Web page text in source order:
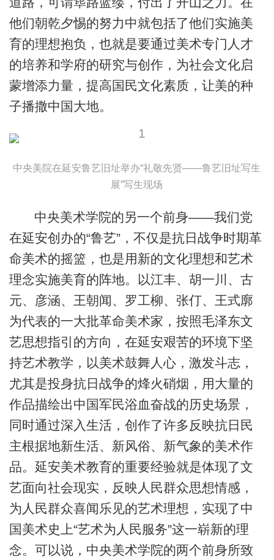
他们朝乾夕惕的努力中就包括了他们实施美
育的理想抱负，也就是要通过美术专门人才
的培养和学府的研究与创作，为社会文化启
蒙增添力量，提高国民文化素质，让美的种
子播撒中国大地。
中央美院在延安鲁艺旧址举办“礼敬先贤——鲁艺旧址写生
展”写生现场
中央美术学院的另一个前身——我们党
在延安创办的“鲁艺”，不仅是抗日战争时期革
命美术的摇篮，也是用新的文化理想和艺术
理念实施美育的阵地。以江丰、胡一川、古
元、彦涵、王朝闻、罗工柳、张仃、王式廓
为代表的一大批革命美术家，按照毛泽东文
艺思想指引的方向，在延安艰苦的环境下坚
持艺术教学，以美术鼓舞人心，激发斗志，
尤其是投身抗日战争的烽火硝烟，用大量的
作品描绘出中国军民浴血奋战的历史场景，
同时通过深入生活，创作了许多反映抗日民
主根据地新生活、新风俗、新气象的美术作
品。延安美术教育的重要经验就是体现了文
艺面向社会现实，反映人民群众思想情感，
为人民群众喜闻乐见的艺术理想，实现了中
国美术史上“艺术为人民服务”这一崭新的理
念。可以说，中央美术学院的两个前身所致